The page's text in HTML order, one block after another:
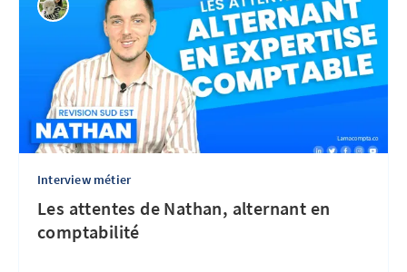
Interview métier
Les attentes de Nathan, alternant en
comptabilité